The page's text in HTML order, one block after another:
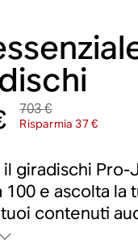
703 €
Risparmia 37 €
giradischi Pro-
100 e ascolta
contenuti